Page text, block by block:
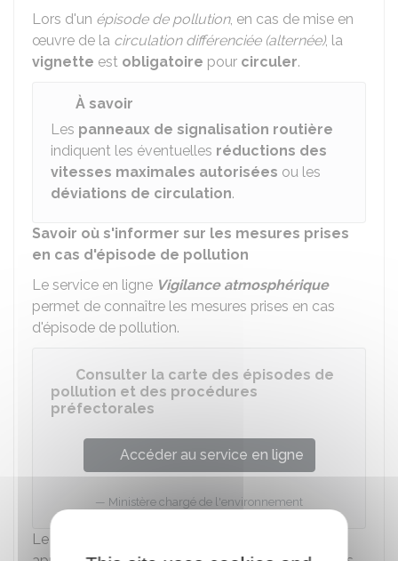
Lors d'un épisode de pollution, en cas de mise en
œuvre de la circulation différenciée (alternée), la
vignette est obligatoire pour circuler.
À savoir
Les panneaux de signalisation routière
indiquent les éventuelles réductions des
vitesses maximales autorisées ou les
déviations de circulation.
Savoir où s'informer sur les mesures prises
en cas d'épisode de pollution
Le service en ligne Vigilance atmosphérique
permet de connaître les mesures prises en cas
d'épisode de pollution.
Consulter la carte des épisodes de
pollution et des procédures
préfectorales
Accéder au service en ligne
Ministère chargé de l'environnement
Le